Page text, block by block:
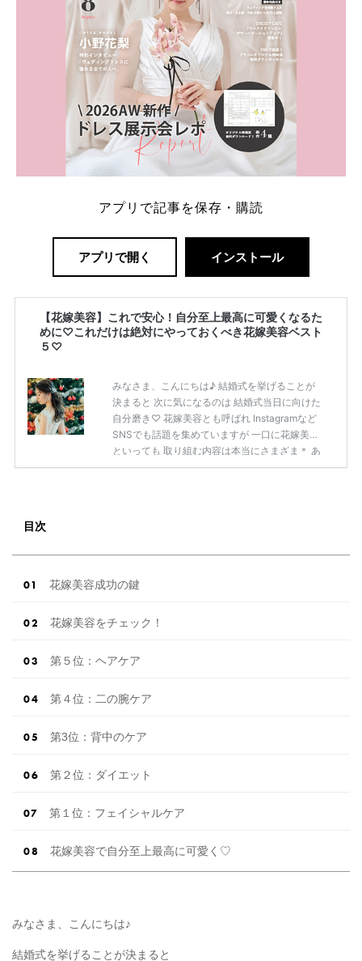
アプリで記事を保存・購読
アプリで開く インストール
【花嫁美容】これで安心！自分至上最高に可愛くなるた
めに♡これだけは絶対にやっておくべき花嫁美容ベスト
５♡
みなさま、こんにちは♪ 結婚式を挙げることが
決まると 次に気になるのは 結婚式当日に向けた
自分磨き♡ 花嫁美容とも呼ばれ Instagramなど
SNSでも話題を集めていますが 一口に花嫁美容
といっても 取り組む内容は本当にさまざま＊ あ
まりに種類が多すぎて 何をしようかな…？と悩
目次
花嫁美容成功の鍵
花嫁美容をチェック！
第５位：ヘアケア
第４位：二の腕ケア
第3位：背中のケア
第２位：ダイエット
第１位：フェイシャルケア
花嫁美容で自分至上最高に可愛く♡
みなさま、こんにちは♪
結婚式を挙げることが決まると